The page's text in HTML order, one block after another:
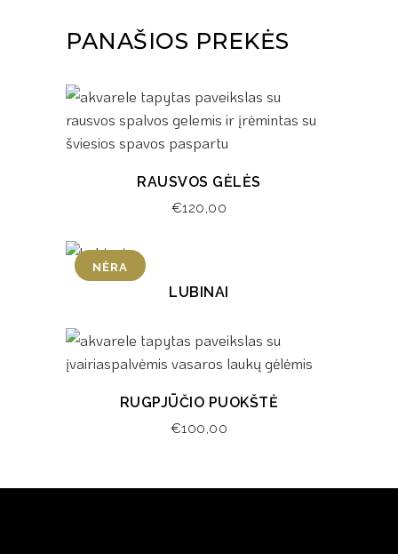
PANAŠIOS PREKĖS
RAUSVOS GĖLĖS
€120,00
NĖRA
LUBINAI
RUGPJŪČIO PUOKŠTĖ
€100,00